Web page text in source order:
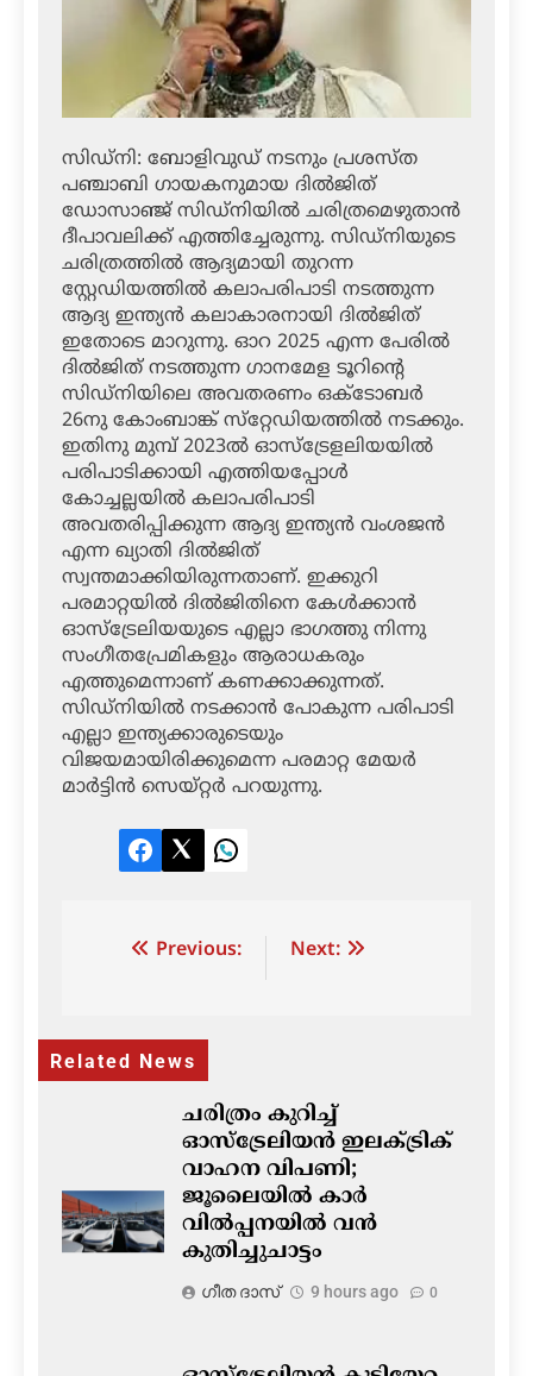
സിഡ്‌നി: ബോളിവുഡ് നടനും പ്രശസ്ത
പഞ്ചാബി ഗായകനുമായ ദില്‍ജിത്
ഡോസാഞ്ജ് സിഡ്‌നിയില്‍ ചരിത്രമെഴുതാന്‍
ദീപാവലിക്ക് എത്തിച്ചേരുന്നു. സിഡ്‌നിയുടെ
ചരിത്രത്തില്‍ ആദ്യമായി തുറന്ന
സ്റ്റേഡിയത്തില്‍ കലാപരിപാടി നടത്തുന്ന
ആദ്യ ഇന്ത്യന്‍ കലാകാരനായി ദില്‍ജിത്
ഇതോടെ മാറുന്നു. ഓറ 2025 എന്ന പേരില്‍
ദില്‍ജിത് നടത്തുന്ന ഗാനമേള ടൂറിന്റെ
സിഡ്‌നിയിലെ അവതരണം ഒക്ടോബര്‍
26നു കോംബാങ്ക് സ്‌റ്റേഡിയത്തില്‍ നടക്കും.
ഇതിനു മുമ്പ് 2023ല്‍ ഓസ്‌ട്രേളലിയയില്‍
പരിപാടിക്കായി എത്തിയപ്പോള്‍
കോച്ചല്ലയില്‍ കലാപരിപാടി
അവതരിപ്പിക്കുന്ന ആദ്യ ഇന്ത്യന്‍ വംശജന്‍
എന്ന ഖ്യാതി ദില്‍ജിത്
സ്വന്തമാക്കിയിരുന്നതാണ്. ഇക്കുറി
പരമാറ്റയില്‍ ദില്‍ജിതിനെ കേള്‍ക്കാന്‍
ഓസ്‌ട്രേലിയയുടെ എല്ലാ ഭാഗത്തു നിന്നു
സംഗീതപ്രേമികളും ആരാധകരും
എത്തുമെന്നാണ് കണക്കാക്കുന്നത്.
സിഡ്‌നിയില്‍ നടക്കാന്‍ പോകുന്ന പരിപാടി
എല്ലാ ഇന്ത്യക്കാരുടെയും
വിജയമായിരിക്കുമെന്ന പരമാറ്റ മേയര്‍
മാര്‍ട്ടിന്‍ സെയ്റ്റര്‍ പറയുന്നു.
Facebook
TwitterLinkedIn
Post Previous: Next:
Related News
ചരിത്രം കുറിച്ച്
ഓസ്‌ട്രേലിയൻ ഇലക്ട്രിക്
വാഹന വിപണി;
ജൂലൈയിൽ കാർ
വിൽപ്പനയിൽ വൻ
കുതിച്ചുചാട്ടം
ഗീത ദാസ്‌ 9 hours ago 0